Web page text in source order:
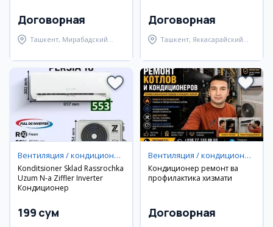
Договорная
Ташкент, Мирабадский
Договорная
Ташкент, Яккасарайский
Вентиляция / кондиционирование
Konditsioner Sklad Rassrochka
Uzum N-a Ziffler Inverter
Кондиционер
199 сум
Вентиляция / кондиционирование
Кондиционер ремонт ва
профилактика хизмати
Договорная